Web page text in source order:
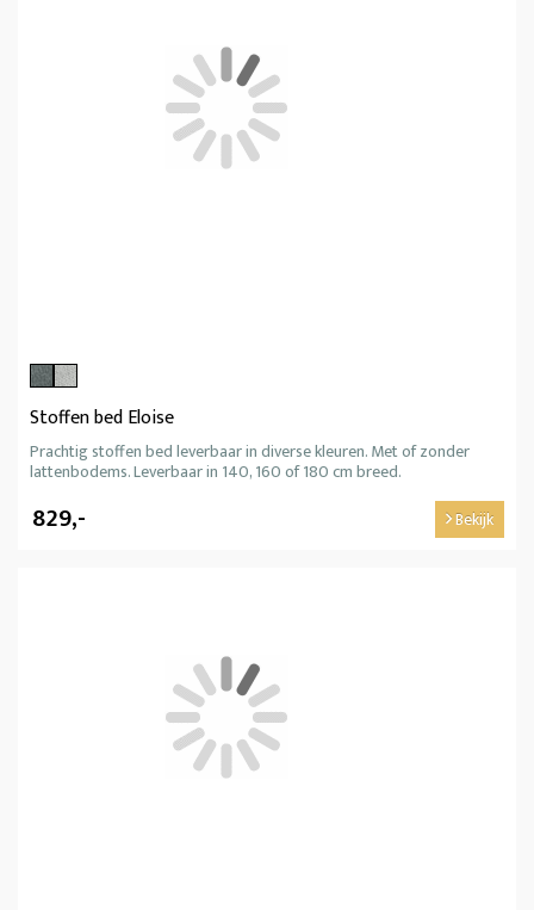
Stoffen bed Eloise
Prachtig stoffen bed leverbaar in diverse kleuren. Met of zonder
lattenbodems. Leverbaar in 140, 160 of 180 cm breed.
829,- Bekijk